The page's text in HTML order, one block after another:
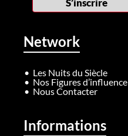
Network
Les Nuits du Siècle
Nos Figures d’influence
Nous Contacter
Informations